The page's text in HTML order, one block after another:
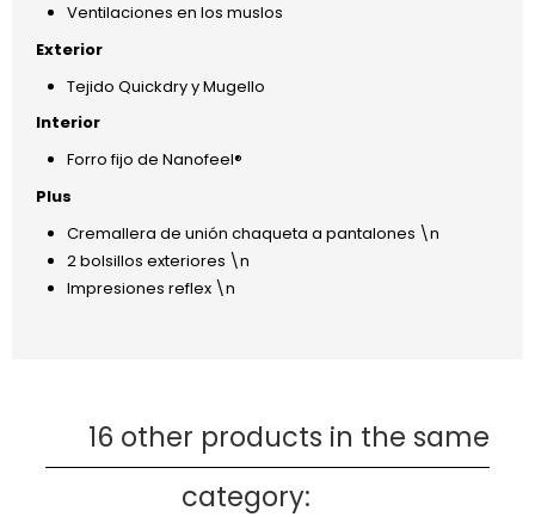
Ventilaciones en los muslos
Exterior
Tejido Quickdry y Mugello
Interior
Forro fijo de Nanofeel®
Plus
Cremallera de unión chaqueta a pantalones \n
2 bolsillos exteriores \n
Impresiones reflex \n
16 other products in the same
category: